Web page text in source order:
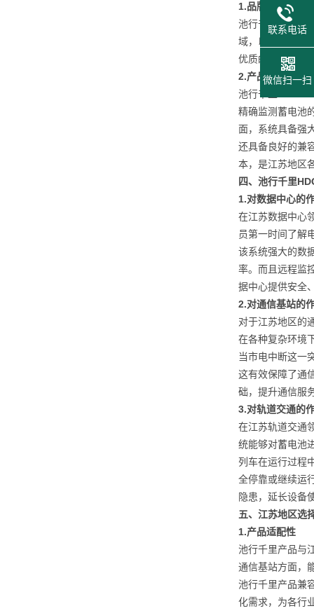
1.品牌介绍
池行千里是武汉
域，以解决用户
优质的产品和贴
2.产品特点
池行千里
精确监测蓄电池
面，系统具备强
还具备良好的兼
本，是江苏地区
四、池行千里
1.对数据中心的
在江苏数据中心
员第一时间了解
该系统强大的数
率。而且远程监
据中心提供安全
2.对通信基站的
对于江苏地区的
在各种复杂环境
当市电中断这一
这有效保障了通
础，提升通信服
3.对轨道交通的
在江苏轨道交通
统能够对蓄电池
列车在运行过程
全停靠或继续运
隐患，延长设备
五、江苏地区选
1.产品适配性
池行千里产品与
通信基站方面，
池行千里产品兼
化需求，为各行
联系电话
微信扫一扫